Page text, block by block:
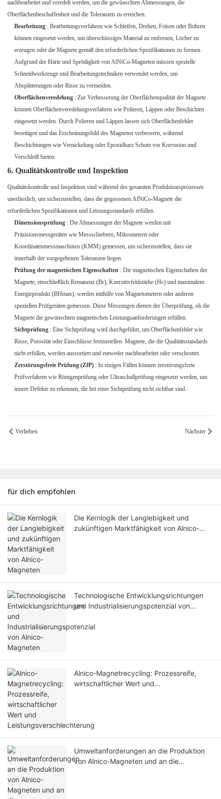
nachbearbeitet und veredelt werden, um die gewünschten Abmessungen, die
Oberflächenbeschaffenheit und die Toleranzen zu erreichen.
Bearbeitung : Bearbeitungsverfahren wie Schleifen, Drehen, Fräsen oder Bohren
können eingesetzt werden, um überschüssiges Material zu entfernen, Löcher zu
erzeugen oder die Magnete gemäß den erforderlichen Spezifikationen zu formen.
Aufgrund der Härte und Sprödigkeit von AlNiCo-Magneten müssen spezielle
Schneidwerkzeuge und Bearbeitungstechniken verwendet werden, um
Absplitterungen oder Risse zu vermeiden.
Oberflächenveredelung : Zur Verbesserung der Oberflächenqualität der Magnete
können Oberflächenveredelungsverfahren wie Polieren, Läppen oder Beschichten
eingesetzt werden. Durch Polieren und Läppen lassen sich Oberflächenfehler
beseitigen und das Erscheinungsbild des Magneten verbessern, während
Beschichtungen wie Vernickelung oder Epoxidharz Schutz vor Korrosion und
Verschleiß bieten.
6. Qualitätskontrolle und Inspektion
Qualitätskontrolle und Inspektion sind während des gesamten Produktionsprozesses
unerlässlich, um sicherzustellen, dass die gegossenen AlNiCo-Magnete die
erforderlichen Spezifikationen und Leistungsstandards erfüllen.
Dimensionsprüfung : Die Abmessungen der Magnete werden mit
Präzisionsmessgeräten wie Messschiebern, Mikrometern oder
Koordinatenmessmaschinen (KMM) gemessen, um sicherzustellen, dass sie
innerhalb der vorgegebenen Toleranzen liegen.
Prüfung der magnetischen Eigenschaften : Die magnetischen Eigenschaften der
Magnete, einschließlich Remanenz (Br), Koerzitivfeldstärke (Hc) und maximalem
Energieprodukt (BHmax), werden mithilfe von Magnetometern oder anderen
speziellen Prüfgeräten gemessen. Diese Messungen dienen der Überprüfung, ob die
Magnete die gewünschten magnetischen Leistungsanforderungen erfüllen.
Sichtprüfung : Eine Sichtprüfung wird durchgeführt, um Oberflächenfehler wie
Risse, Porosität oder Einschlüsse festzustellen. Magnete, die die Qualitätsstandards
nicht erfüllen, werden aussortiert und entweder nachbearbeitet oder verschrottet.
Zerstörungsfreie Prüfung (ZfP) : In einigen Fällen können zerstörungsfreie
Prüfverfahren wie Röntgenprüfung oder Ultraschallprüfung eingesetzt werden, um
innere Defekte zu erkennen, die bei einer Sichtprüfung nicht sichtbar sind.
Verlieben Nächster
für dich empfohlen
Die Kernlogik der Langlebigkeit und
zukünftigen Marktfähigkeit von Alnico-
Technologische Entwicklungsrichtungen
und Industrialisierungspotenzial von
Alnico-Magnetrecycling: Prozessreife,
wirtschaftlicher Wert und
Umweltanforderungen an die Produktion
von Alnico-Magneten und an die